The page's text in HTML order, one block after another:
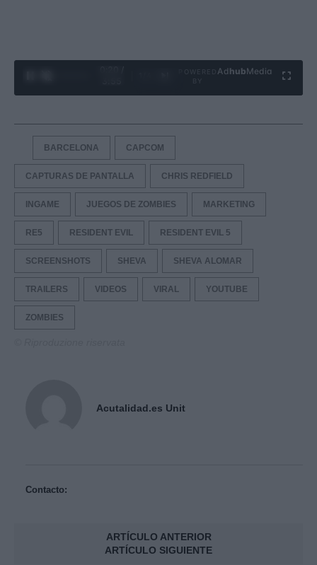
Ad hubMedia
BARCELONA CAPCOM
CAPTURAS DE PANTALLA CHRIS REDFIELD
INGAME JUEGOS DE ZOMBIES MARKETING
RE5 RESIDENT EVIL RESIDENT EVIL 5
SCREENSHOTS SHEVA SHEVA ALOMAR
TRAILERS VIDEOS VIRAL YOUTUBE
ZOMBIES
Acutalidad.es Unit
Contacto:
ARTÍCULO ANTERIOR
ARTÍCULO SIGUIENTE